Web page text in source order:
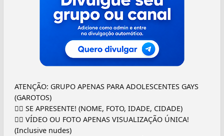
ATENÇÃO: GRUPO APENAS PARA ADOLESCENTES GAYS
(GAROTOS)
👉🏼 SE APRESENTE! (NOME, FOTO, IDADE, CIDADE)
👉🏼 VÍDEO OU FOTO APENAS VISUALIZAÇÃO ÚNICA!
(Inclusive nudes)